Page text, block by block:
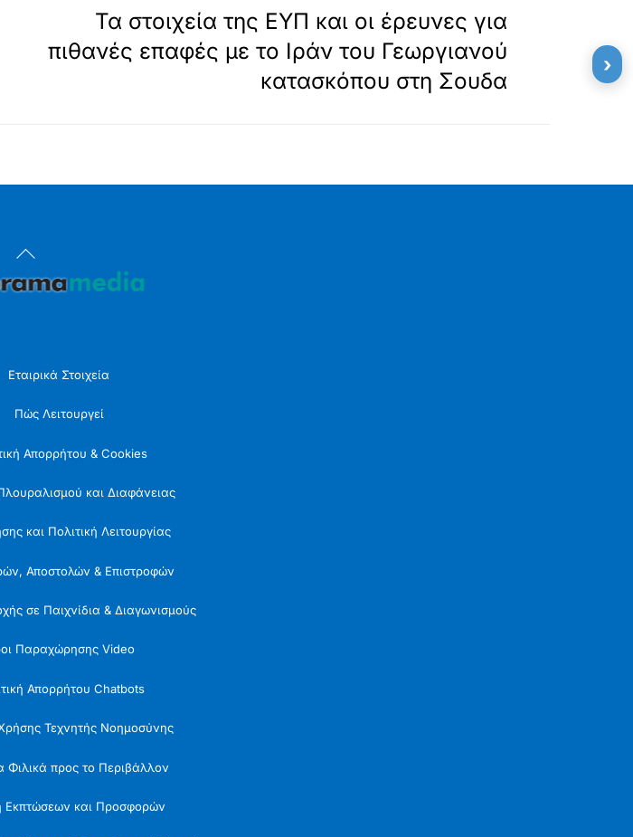
Τα στοιχεία της ΕΥΠ και οι έρευνες για
πιθανές επαφές με το Ιράν του Γεωργιανού
κατασκόπου στη Σουδα
Back
To
Εταιρικά Στοιχεία
Πώς Λειτουργεί
Απορρήτου & Cookies
και Διαφάνειας
και Πολιτική Λειτουργίας
Αποστολών & Επιστροφών
σε Παιχνίδια & Διαγωνισμούς
Παραχώρησης Video
Απορρήτου Chatbots
Τεχνητής Νοημοσύνης
Φιλικά προς το Περιβάλλον
Εκπτώσεων και Προσφορών
›